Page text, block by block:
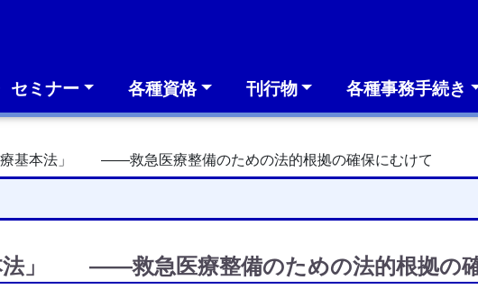
セミナー 各種資格 刊行物 各種事務手続き
療基本法」 ――救急医療整備のための法的根拠の確保にむけて
法」 ――救急医療整備のための法的根拠の